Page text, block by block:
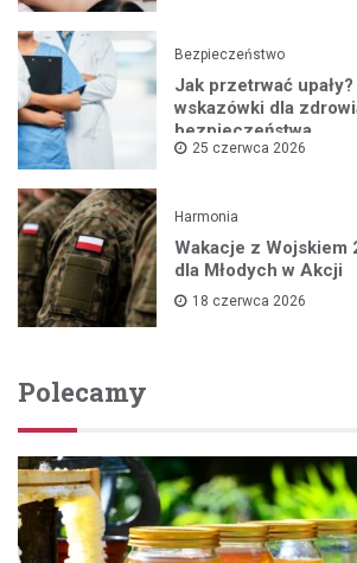
Bezpieczeństwo
Jak przetrwać
wskazówki dla
bezpieczeństwa
25 czerwca 2026
Harmonia
Wakacje z Wojskiem
dla Młodych w Akcji
18 czerwca 2026
Polecamy